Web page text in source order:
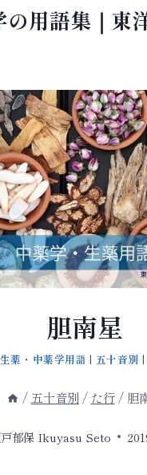
の用語集｜東
胆南星
生薬・中薬学用語 | 五十音別 |
/五十音別/ た行/ 胆
郁保 Ikuyasu Seto